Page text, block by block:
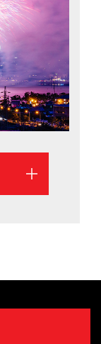
県づくりを進
県への移住
。北アルプ
クセスが魅
援センター
は「ちょうど
たばかり。ま
州ジビエや
県は安心し